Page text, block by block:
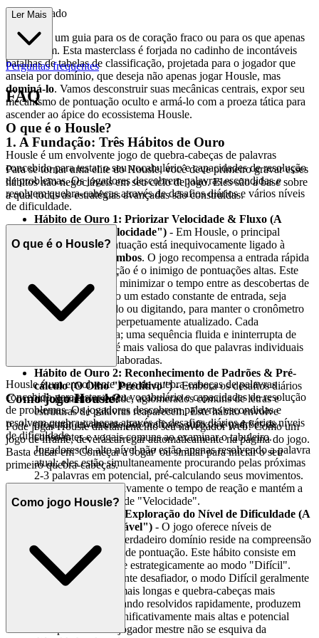
gia Avançado
Este não é um guia para os de coração fraco ou para os que apenas
se divertem. Esta masterclass é forjada no cadinho de incontáveis
batalhas de tabelas de classificação, projetada para o jogador que
anseia por domínio, que deseja não apenas jogar Housle, mas
dominá-lo. Vamos desconstruir suas mecânicas centrais, expor seu
mecanismo de pontuação oculto e armá-lo com a proeza tática para
ascender ao ápice do ecossistema Housle.
1. A Fundação: Três Hábitos de Ouro
Para se tornar uma elite do Housle, você deve primeiro gravar esses
hábitos não negociáveis em seu ciclo de jogo. Eles são a base sobre
a qual todas as estratégias avançadas são construídas.
Hábito de Ouro 1: Priorizar Velocidade & Fluxo (A
Mentalidade "Velocidade") - Em Housle, o principal
mecanismo de pontuação está inequivocamente ligado à
Velocidade & Combos. O jogo recompensa a entrada rápida
e contínua. Hesitação é o inimigo de pontuações altas. Este
hábito consiste em minimizar o tempo entre as descobertas de
palavras, mantendo um estado constante de entrada, seja
arrastando, soltando ou digitando, para manter o cronômetro
interno de combo perpetuamente atualizado. Cada
milissegundo conta; uma sequência fluida e ininterrupta de
respostas corretas é mais valiosa do que palavras individuais
meticulosamente elaboradas.
Hábito de Ouro 2: Reconhecimento de Padrões & Pré-
cálculo (O Olho "Preditivo")- Embora os desafios diários
introduzam variedade, aglomerados comuns de letras e
estruturas de palavras reaparecem. Este hábito envolve
procurar ativamente por prefixos, sufixos e padrões de
consoantes e vogais comuns ao examinar o tabuleiro.
Jogadores de alto nível não estão apenas resolvendo a palavra
atual; eles estão simultaneamente procurando pelas próximas
2-3 palavras em potencial, pré-calculando seus movimentos.
Isso reduz significativamente o tempo de reação e mantém a
crucial mentalidade de "Velocidade".
Hábito de Ouro 3: Exploração do Nível de Dificuldade (A
Vantagem "Adaptável") - O jogo oferece níveis de
dificuldade, mas o verdadeiro domínio reside na compreensão
de suas implicações de pontuação. Este hábito consiste em
escolher e adaptar-se estrategicamente ao modo "Difícil".
Embora aparentemente desafiador, o modo Difícil geralmente
apresenta palavras mais longas e quebra-cabeças mais
complexos, que, quando resolvidos rapidamente, produzem
pontuações base significativamente mais altas e potencial
multiplicador. Um jogador mestre não se esquiva da
Ler Mais
Perguntas frequentes
FAQ
O que é o Housle?
Housle é um envolvente jogo de quebra-cabeças de palavras
concebido para testar o seu vocabulário e capacidades de resolução
de problemas. Os jogadores descobrem palavras escondidas e
resolvem quebra-cabeças através de desafios diários e vários níveis
de dificuldade.
O que é o Housle?
Housle é um envolvente jogo de quebra-cabeças de palavras
concebido para testar o seu vocabulário e capacidades de resolução
de problemas. Os jogadores descobrem palavras escondidas e
resolvem quebra-cabeças através de desafios diários e vários níveis
de dificuldade.
Como jogo Housle?
Pode jogar Housle diretamente no seu navegador web! Como um
jogo de iframe, deverá carregar automaticamente na página do jogo.
Basta clicar em 'Começar a Jogar' ou similar para iniciar o seu
primeiro quebra-cabeças.
Como jogo Housle?